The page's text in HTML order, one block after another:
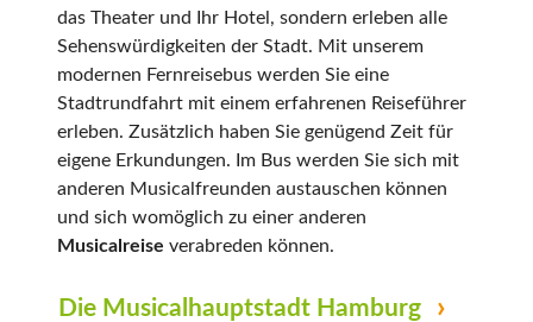
das Theater und Ihr Hotel, sondern erleben alle
Sehenswürdigkeiten der Stadt. Mit unserem
modernen Fernreisebus werden Sie eine
Stadtrundfahrt mit einem erfahrenen Reiseführer
erleben. Zusätzlich haben Sie genügend Zeit für
eigene Erkundungen. Im Bus werden Sie sich mit
anderen Musicalfreunden austauschen können
und sich womöglich zu einer anderen
Musicalreise verabreden können.
Die Musicalhauptstadt Hamburg